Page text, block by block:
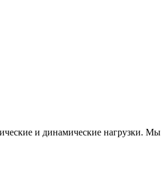
и динамические нагрузки. Мы